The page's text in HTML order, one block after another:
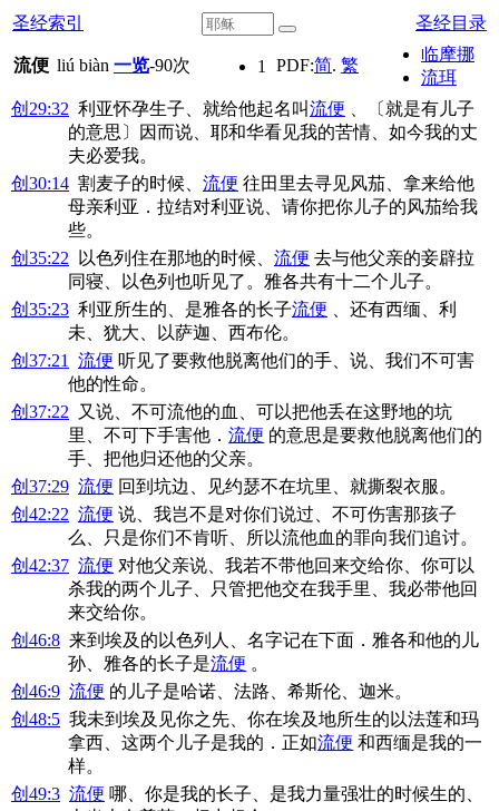
圣经索引 圣经目录
流便 liú biàn 一览-90次 1 PDF:简. 繁
临摩挪
流珥
创29:32 利亚怀孕生子、就给他起名叫流便 、〔就是有儿子
的意思〕因而说、耶和华看见我的苦情、如今我的丈
夫必爱我。
创30:14 割麦子的时候、 流便 往田里去寻见风茄、拿来给他
母亲利亚．拉结对利亚说、请你把你儿子的风茄给我
些。
创35:22 以色列住在那地的时候、 流便 去与他父亲的妾辟拉
同寝、以色列也听见了。雅各共有十二个儿子。
创35:23 利亚所生的、是雅各的长子流便 、还有西缅、利
未、犹大、以萨迦、西布伦。
创37:21
流便 听见了要救他脱离他们的手、说、我们不可害
他的性命。
创37:22 又说、不可流他的血、可以把他丢在这野地的坑
里、不可下手害他．流便 的意思是要救他脱离他们的
手、把他归还他的父亲。
创37:29 流便 回到坑边、见约瑟不在坑里、就撕裂衣服。
创42:22 流便 说、我岂不是对你们说过、不可伤害那孩子
么、只是你们不肯听、所以流他血的罪向我们追讨。
创42:37 流便 对他父亲说、我若不带他回来交给你、你可以
杀我的两个儿子、只管把他交在我手里、我必带他回
来交给你。
创46:8 来到埃及的以色列人、名字记在下面．雅各和他的儿
孙、雅各的长子是流便 。
创46:9 流便 的儿子是哈诺、法路、希斯伦、迦米。
创48:5 我未到埃及见你之先、你在埃及地所生的以法莲和玛
拿西、这两个儿子是我的．正如流便 和西缅是我的一
样。
创49:3 流便 哪、你是我的长子、是我力量强壮的时候生的、